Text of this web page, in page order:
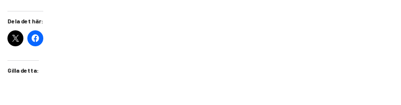
Dela det här:
Gilla detta: